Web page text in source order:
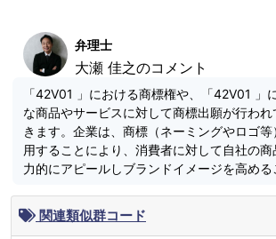
弁理士
大瀬 佳之のコメント
「42V01 」における商標権や、「42V01 」
な商品やサービスに対して商標出願が行わ
きます。企業は、商標（ネーミングやロゴ
用することにより、消費者に対して自社の
力的にアピールしブランドイメージを高める
関連類似群コード